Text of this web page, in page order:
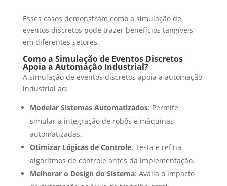
Esses casos demonstram como a simulação de
eventos discretos pode trazer benefícios tangíveis
em diferentes setores.
Como a Simulação de Eventos Discretos
Apoia a Automação Industrial?
A simulação de eventos discretos apoia a automação
industrial ao:
Modelar Sistemas Automatizados: Permite
simular a integração de robôs e máquinas
automatizadas.
Otimizar Lógicas de Controle: Testa e refina
algoritmos de controle antes da implementação.
Melhorar o Design do Sistema: Avalia o impacto